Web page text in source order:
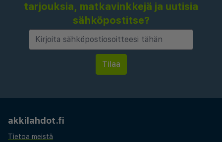
tarjouksia, matkavinkkejä ja uutisia
sähköpostitse?
akkilahdot.fi
Tietoa meistä